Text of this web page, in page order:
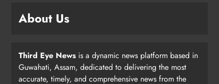
About Us
Third Eye News is a dynamic news platform based in
Guwahati, Assam, dedicated to delivering the most
accurate, timely, and comprehensive news from the